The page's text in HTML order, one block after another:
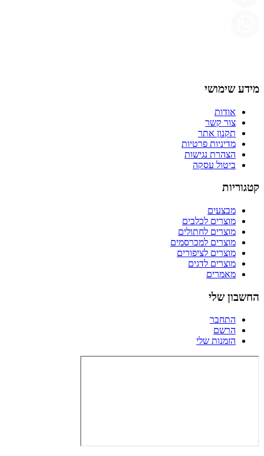
מידע שימושי
אודות
צור קשר
תקנון אתר
מדיניות פרטיות
הצהרת נגישות
ביטול עסקה
קטגוריות
מבצעים
מוצרים לכלבים
מוצרים לחתולים
מוצרים למכרסמים
מוצרים לציפורים
מוצרים לדגים
מאמרים
החשבון שלי
התחבר
הרשם
הזמנות שלי